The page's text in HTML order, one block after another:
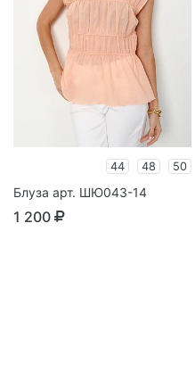
44 48 50
Блуза арт. ШЮ043-14
1 200